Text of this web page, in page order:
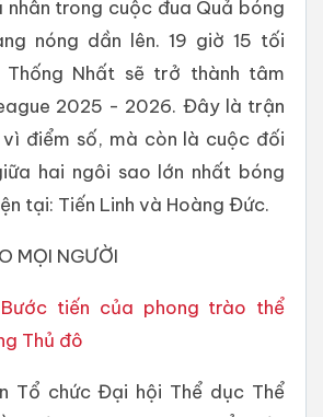
nhân trong cuộc đua Quả bóng
nóng dần lên. 19 giờ 15 tối
Thống Nhất sẽ trở thành tâm
2025 - 2026. Đây là trận
điểm số, mà còn là cuộc đối
hai ngôi sao lớn nhất bóng
tại: Tiến Linh và Hoàng Đức.
MỌI NGƯỜI
tiến của phong trào thể
Thủ đô
Tổ chức Đại hội Thể dục Thể